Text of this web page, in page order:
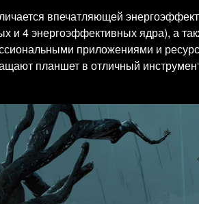
впечатляющей
и 4 энергоэффективных ядра), а
приложениями и
планшет в отличный